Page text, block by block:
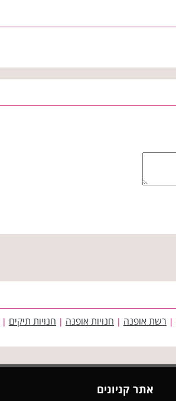
| רשת אופנה | חנויות אופנה | חנויות תיקים |
אתר קניונים